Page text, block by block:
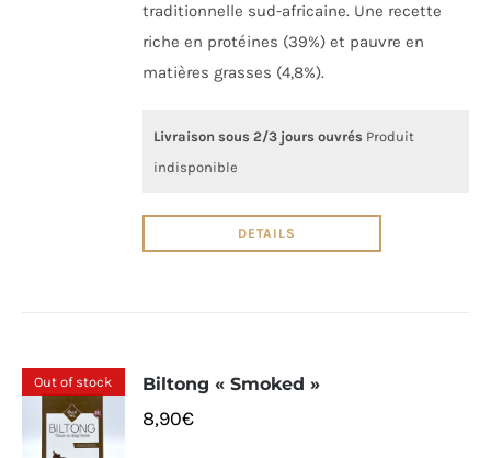
traditionnelle sud-africaine. Une recette
riche en protéines (39%) et pauvre en
matières grasses (4,8%).
Livraison sous 2/3 jours ouvrés Produit
indisponible
DETAILS
Out of stock Biltong « Smoked »
8,90€